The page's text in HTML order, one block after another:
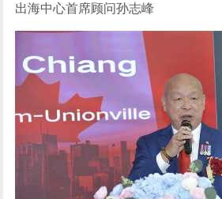
出海中心首席顾问孙志峰